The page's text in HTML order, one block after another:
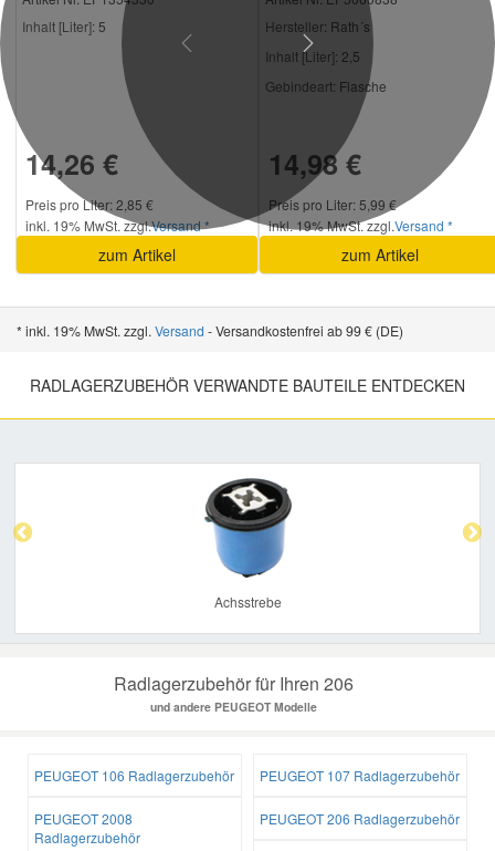
Inhalt [Liter]: 5
14,26 €
Preis pro Liter: 2,85 €
inkl. 19% MwSt. zzgl.Versand *
zum Artikel
Hersteller: Rath´s
Inhalt [Liter]: 2,5
Gebindeart: Flasche
14,98 €
Preis pro Liter: 5,99 €
inkl. 19% MwSt. zzgl.Versand *
zum Artikel
Previous Next
* inkl. 19% MwSt. zzgl. Versand - Versandkostenfrei ab 99 € (DE)
RADLAGERZUBEHÖR VERWANDTE BAUTEILE ENTDECKEN
Achsstrebe
Radlagerzubehör für Ihren 206
und andere PEUGEOT Modelle
PEUGEOT 106 Radlagerzubehör PEUGEOT 107 Radlagerzubehör
PEUGEOT 2008
Radlagerzubehör
PEUGEOT 206 Radlagerzubehör